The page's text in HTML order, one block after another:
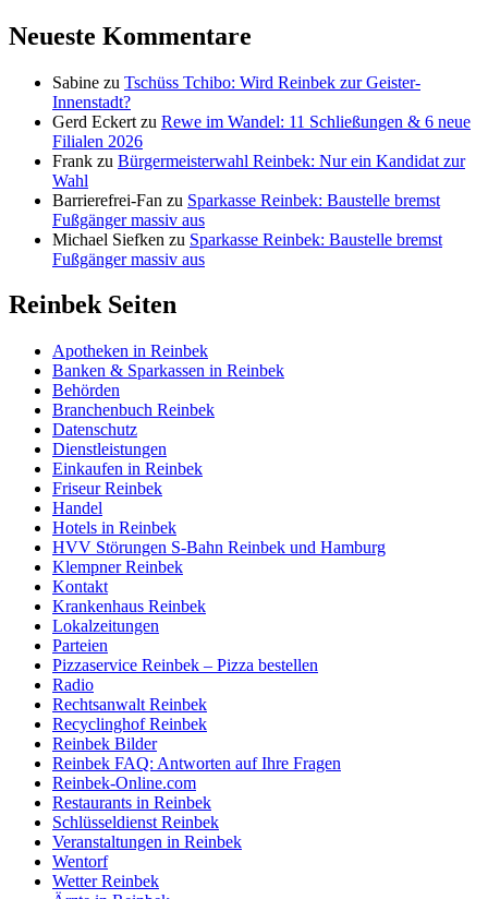
Neueste Kommentare
Sabine zu Tschüss Tchibo: Wird Reinbek zur Geister-
Innenstadt?
Gerd Eckert zu Rewe im Wandel: 11 Schließungen & 6 neue
Filialen 2026
Frank zu Bürgermeisterwahl Reinbek: Nur ein Kandidat zur
Wahl
Barrierefrei-Fan zu Sparkasse Reinbek: Baustelle bremst
Fußgänger massiv aus
Michael Siefken zu Sparkasse Reinbek: Baustelle bremst
Fußgänger massiv aus
Reinbek Seiten
Apotheken in Reinbek
Banken & Sparkassen in Reinbek
Behörden
Branchenbuch Reinbek
Datenschutz
Dienstleistungen
Einkaufen in Reinbek
Friseur Reinbek
Handel
Hotels in Reinbek
HVV Störungen S-Bahn Reinbek und Hamburg
Klempner Reinbek
Kontakt
Krankenhaus Reinbek
Lokalzeitungen
Parteien
Pizzaservice Reinbek – Pizza bestellen
Radio
Rechtsanwalt Reinbek
Recyclinghof Reinbek
Reinbek Bilder
Reinbek FAQ: Antworten auf Ihre Fragen
Reinbek-Online.com
Restaurants in Reinbek
Schlüsseldienst Reinbek
Veranstaltungen in Reinbek
Wentorf
Wetter Reinbek